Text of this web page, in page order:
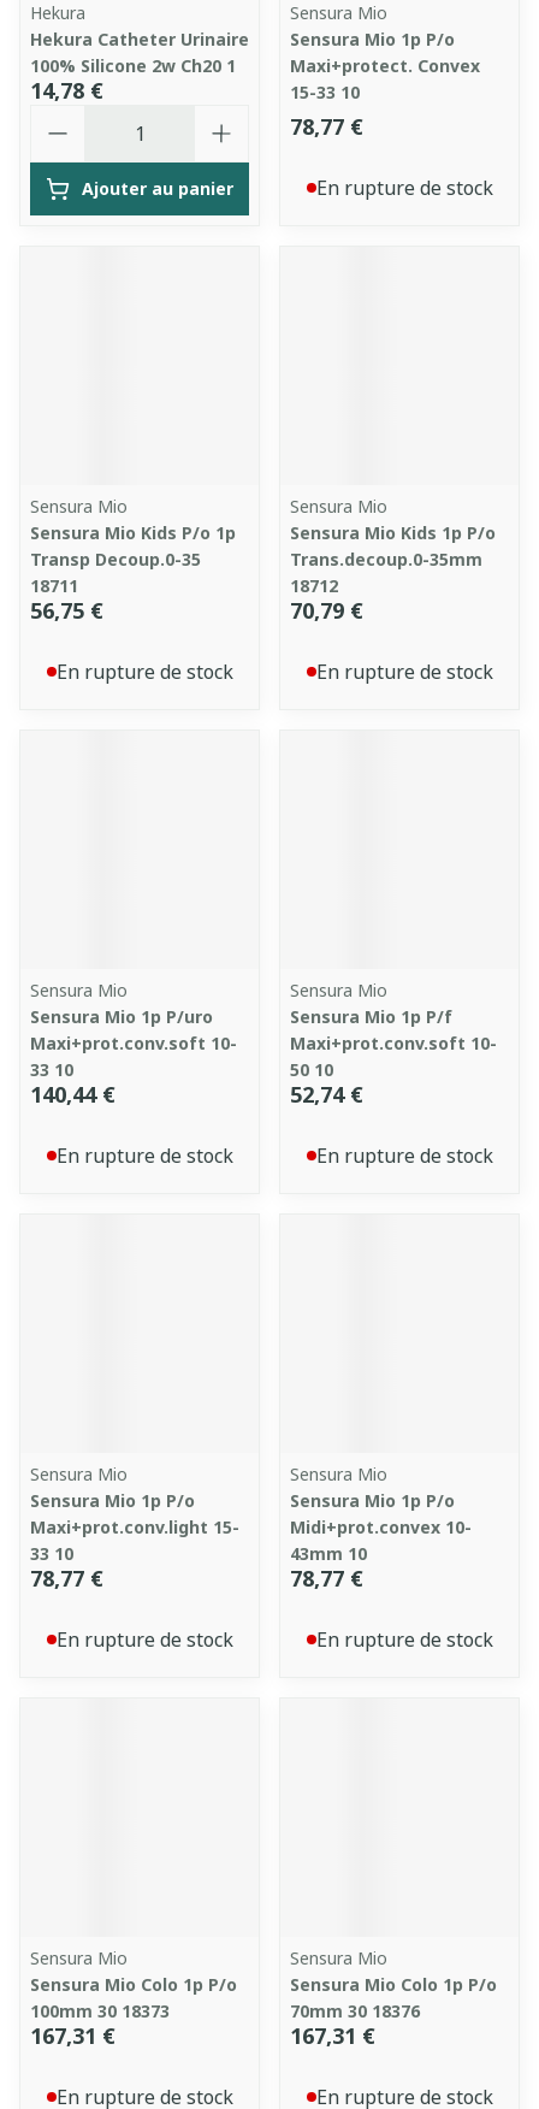
Hekura
Hekura Catheter Urinaire
100% Silicone 2w Ch20 1
14,78 €
Ajouter au panier
Sensura Mio
Sensura Mio 1p P/o
Maxi+protect. Convex
15-33 10
78,77 €
En rupture de stock
Sensura Mio
Sensura Mio Kids P/o 1p
Transp Decoup.0-35
18711
56,75 €
En rupture de stock
Sensura Mio
Sensura Mio Kids 1p P/o
Trans.decoup.0-35mm
18712
70,79 €
En rupture de stock
Sensura Mio
Sensura Mio 1p P/uro
Maxi+prot.conv.soft 10-
33 10
140,44 €
En rupture de stock
Sensura Mio
Sensura Mio 1p P/f
Maxi+prot.conv.soft 10-
50 10
52,74 €
En rupture de stock
Sensura Mio
Sensura Mio 1p P/o
Maxi+prot.conv.light 15-
33 10
78,77 €
En rupture de stock
Sensura Mio
Sensura Mio 1p P/o
Midi+prot.convex 10-
43mm 10
78,77 €
En rupture de stock
Sensura Mio
Sensura Mio Colo 1p P/o
100mm 30 18373
167,31 €
En rupture de stock
Sensura Mio
Sensura Mio Colo 1p P/o
70mm 30 18376
167,31 €
En rupture de stock